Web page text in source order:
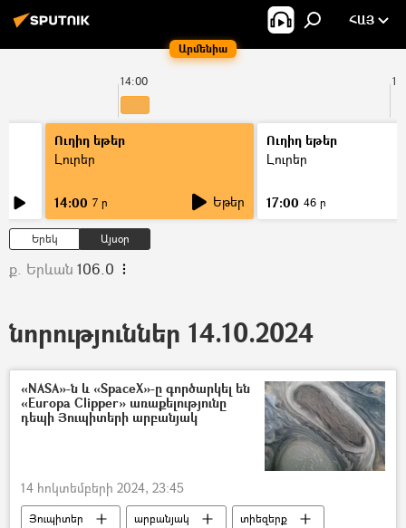
Արմենիա
ՀԱՅ
14:00
Ուղիղ եթեր
Լուրեր
14:00 7 ր Եթեր
Ուղիղ եթեր
Լուրեր
17:00 46 ր
Երեկ Այսօր
ք. Երևան 106.0
նորություններ 14.10.2024
«NASA»-ն և «SpaceX»-ը գործարկել են
«Europa Clipper» առաքելությունը
դեպի Յուպիտերի արբանյակ
14 հոկտեմբերի 2024, 23:45
Յուպիտեր արբանյակ
տիեզերք